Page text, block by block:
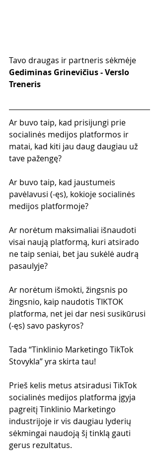
Tavo draugas ir partneris sėkmėje
Gediminas Grinevičius - Verslo
Treneris
Ar buvo taip, kad prisijungi prie
socialinės medijos platformos ir
matai, kad kiti jau daug daugiau už
tave pažengę?
Ar buvo taip, kad jaustumeis
pavėlavusi (-ęs), kokioje socialinės
medijos platformoje?
Ar norėtum maksimaliai išnaudoti
visai naują platformą, kuri atsirado
ne taip seniai, bet jau sukėlė audrą
pasaulyje?
Ar norėtum išmokti, žingsnis po
žingsnio, kaip naudotis TIKTOK
platforma, net jei dar nesi susikūrusi
(-ęs) savo paskyros?
Tada “Tinklinio Marketingo TikTok
Stovykla” yra skirta tau!
Prieš kelis metus atsiradusi TikTok
socialinės medijos platforma įgyja
pagreitį Tinklinio Marketingo
industrijoje ir vis daugiau lyderių
sėkmingai naudoją šį tinklą gauti
gerus rezultatus.